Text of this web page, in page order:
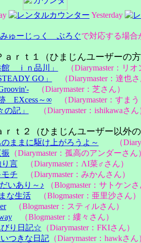
Yesterday
みゅーじっく ぶろぐで対応する場合
ａｒｔ１（ひまじんユーザーの
館 ｉｎ品川」
（Diarymaster：リオ
GO」
（Diarymaster：達也さ
（Diarymaster：芝さん）
EXcess～∞（Diarymaster：すまう
の記」
（Diarymaster：ishikawaさん
ｒｔ２（ひまじんユーザー以外
ままに駆け上がろうよ～
（
（Diarymaster：孤高のアンダーさん）
言（Diarymaster：ΛΙ菜♂さん）
モチ （Diarymaster：みかんさん）
いあり～♪ （Blogmaster：サトケンさ
な生活 （Blogmaster：亜里沙さん）
（Blogmaster：スティルさん）
（Blogmaster：縷々さん）
り日記☆ （Diarymaster：FKIさん）
つきな日記（Diarymaster：hawkさん